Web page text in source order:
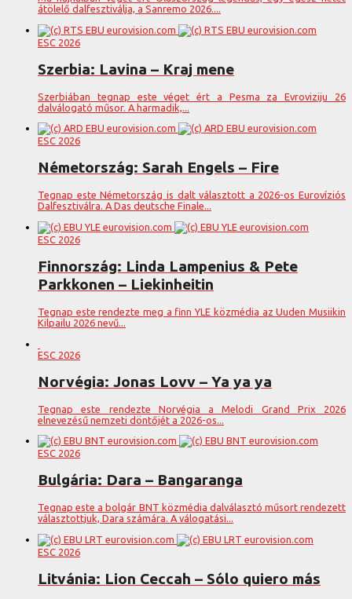
átölelő dalfesztiválja, a Sanremo 2026....
ESC 2026
Szerbia: Lavina – Kraj mene
Szerbiában tegnap este véget ért a Pesma za Evroviziju 26
dalválogató műsor. A harmadik,...
ESC 2026
Németország: Sarah Engels – Fire
Tegnap este Németország is dalt választott a 2026-os Eurovíziós
Dalfesztiválra. A Das deutsche Finale...
ESC 2026
Finnország: Linda Lampenius & Pete
Parkkonen – Liekinheitin
Tegnap este rendezte meg a finn YLE közmédia az Uuden Musiikin
Kilpailu 2026 nevű...
ESC 2026
Norvégia: Jonas Lovv – Ya ya ya
Tegnap este rendezte Norvégia a Melodi Grand Prix 2026
elnevezésű nemzeti döntőjét a 2026-os...
ESC 2026
Bulgária: Dara – Bangaranga
Tegnap este a bolgár BNT közmédia dalválasztó műsort rendezett
választottjuk, Dara számára. A válogatási...
ESC 2026
Litvánia: Lion Ceccah – Sólo quiero más